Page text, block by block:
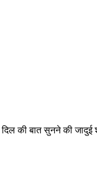
की बात सुनने की